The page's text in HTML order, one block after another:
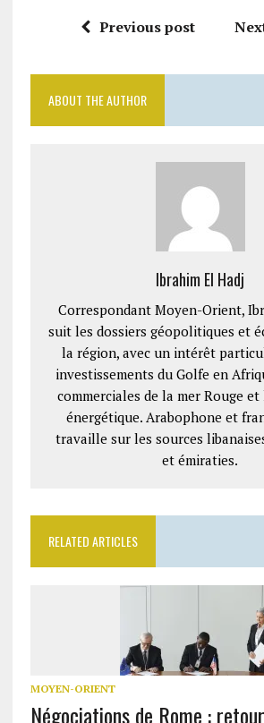
Previous post
ABOUT THE AUTHOR
Ibrahim El Hadj
Correspondant Moyen-Orient,
suit les dossiers géopolitiques et
la région, avec un intérêt
investissements du Golfe en
commerciales de la mer Rouge
énergétique. Arabophone et
travaille sur les sources
et émiraties.
RELATED ARTICLES
MOYEN-ORIENT
Négociations de Rome :